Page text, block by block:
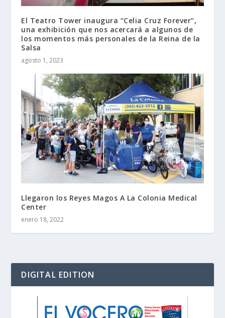
El Teatro Tower inaugura “Celia Cruz Forever”,
una exhibición que nos acercará a algunos de
los momentos más personales de la Reina de la
Salsa
agosto 1, 2023
Llegaron los Reyes Magos A La Colonia Medical
Center
enero 18, 2022
DIGITAL EDITION